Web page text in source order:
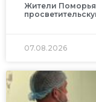
Жители Поморья
07.08.2026